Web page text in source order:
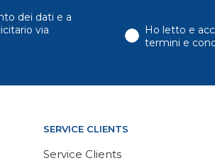
dei dati e a
via
Ho letto e
termini e
SERVICE CLIENTS
Service Clients